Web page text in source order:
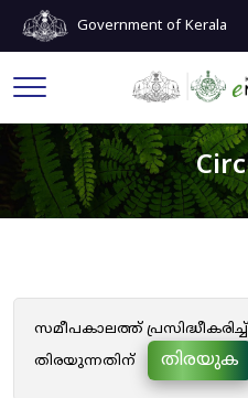
Government of Kerala
സമീപകാലത്ത് പ്രസിദ്ധീകരിച്ച്
തിരയുന്നതിന്
തിരയുക